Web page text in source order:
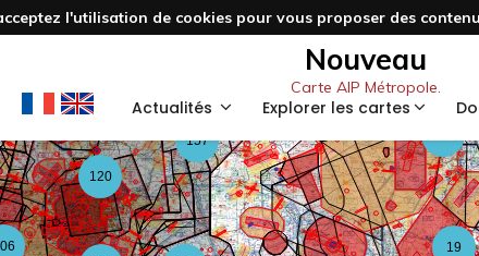
l'utilisation de cookies pour vous proposer des
Nouveau
Carte AIP Métropole.
Actualités Explorer les cartes
59
157
19
3
120